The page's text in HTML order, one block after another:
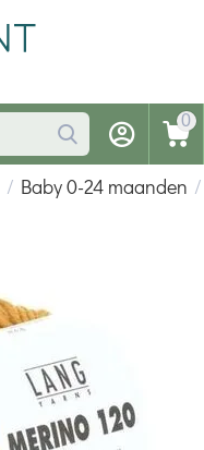
0
/ Baby 0-24 maanden /